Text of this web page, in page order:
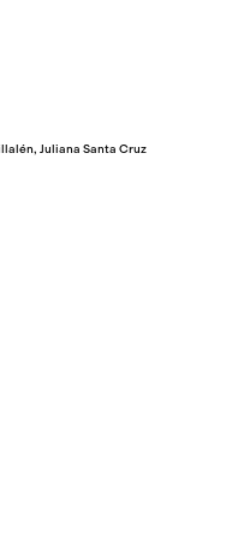
Juliana Santa Cruz